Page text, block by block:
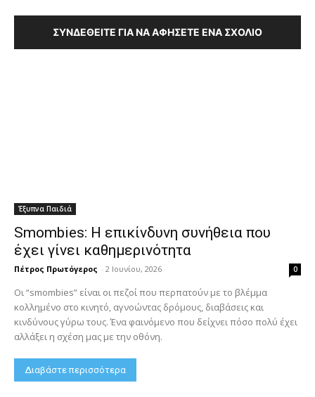
ΣΥΝΔΕΘΕΊΤΕ ΓΙΑ ΝΑ ΑΦΉΣΕΤΕ ΈΝΑ ΣΧΌΛΙΟ
Έξυπνα Παιδιά
Smombies: Η επικίνδυνη συνήθεια που
έχει γίνει καθημερινότητα
Πέτρος Πρωτόγερος - 2 Ιουνίου, 2026 0
Οι “smombies” είναι οι πεζοί που περπατούν με το βλέμμα
κολλημένο στο κινητό, αγνοώντας δρόμους, διαβάσεις και
κινδύνους γύρω τους. Ένα φαινόμενο που δείχνει πόσο πολύ έχει
αλλάξει η σχέση μας με την οθόνη.
Διαβάστε περισσότερα